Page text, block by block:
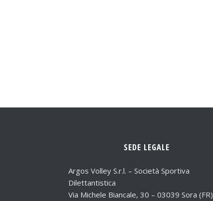
SEDE LEGALE
Argos Volley S.r.l. – Società Sportiva
Dilettantistica
Via Michele Biancale, 30 – 03039 Sora (FR)